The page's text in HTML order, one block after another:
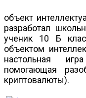
объект
разработал
ученик 10 Б
объектом
настольная
помогающая
криптовалюты).